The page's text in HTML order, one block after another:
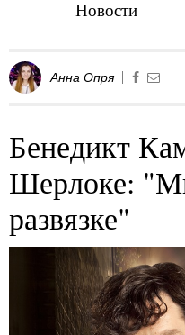
Новости
Анна Опря
Бенедикт
Шерлоке:
развязке"